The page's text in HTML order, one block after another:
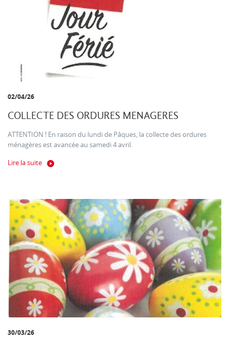
02/04/26
COLLECTE DES ORDURES MENAGERES
ATTENTION ! En raison du lundi de Pâques, la collecte des ordures
ménagères est avancée au samedi 4 avril.
Lire la suite
30/03/26